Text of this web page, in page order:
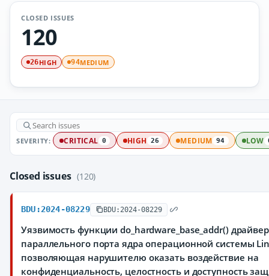
CLOSED ISSUES
120
26HIGH 94MEDIUM
SEVERITY: CRITICAL 0 HIGH 26 MEDIUM 94 LOW
Closed issues (120)
BDU:2024-08229 BDU:2024-08229
Уязвимость функции do_hardware_base_addr()
параллельного порта ядра операционной системы
позволяющая нарушителю оказать воздействие на
конфиденциальность, целостность и доступность